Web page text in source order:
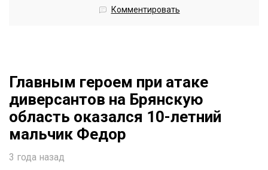
Комментировать
Главным героем при атаке
диверсантов на Брянскую
область оказался 10-летний
мальчик Федор
3 года назад